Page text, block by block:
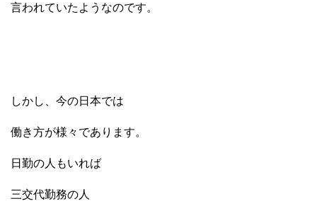
言われていたようなのです。
しかし、今の日本では
働き方が様々であります。
日勤の人もいれば
三交代勤務の人